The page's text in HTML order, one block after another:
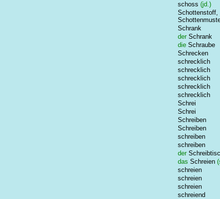
schoss (jd.)
Schottenstoff,
Schrank
der Schrank
die Schraube
Schrecken
schrecklich
schrecklich
schrecklich
schrecklich
schrecklich
Schrei
Schrei
Schreiben
Schreiben
schreiben
schreiben
der
das Schreien
schreien
schreien
schreien
schreiend